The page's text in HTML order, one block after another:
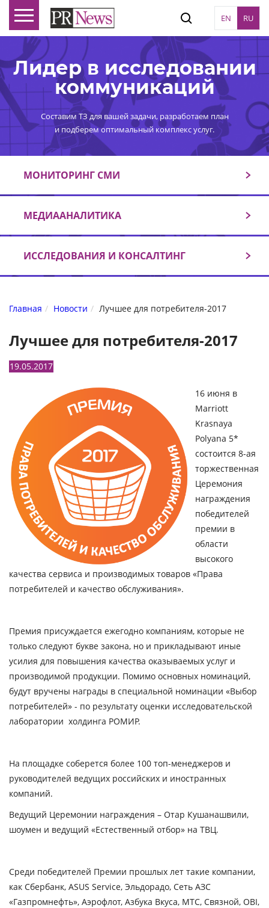
EN RU
Лидер в исследовании
коммуникаций
Составим ТЗ для вашей задачи, разработаем план
и подберем оптимальный комплекс услуг.
МОНИТОРИНГ СМИ
МЕДИААНАЛИТИКА
ИССЛЕДОВАНИЯ И КОНСАЛТИНГ
Главная Новости Лучшее для потребителя-2017
Лучшее для потребителя-2017
19.05.2017
16 июня в
Marriott
Krasnaya
Polyana 5*
состоится 8-ая
торжественная
Церемония
награждения
победителей
премии в
области
высокого
качества сервиса и производимых товаров «Права
потребителей и качество обслуживания».
Премия присуждается ежегодно компаниям, которые не
только следуют букве закона, но и прикладывают иные
усилия для повышения качества оказываемых услуг и
производимой продукции. Помимо основных номинаций,
будут вручены награды в специальной номинации «Выбор
потребителей» - по результату оценки исследовательской
лаборатории холдинга РОМИР.
На площадке соберется более 100 топ-менеджеров и
руководителей ведущих российских и иностранных
компаний.
Ведущий Церемонии награждения – Отар Кушанашвили,
шоумен и ведущий «Естественный отбор» на ТВЦ.
Среди победителей Премии прошлых лет такие компании,
как Сбербанк, ASUS Service, Эльдорадо, Сеть АЗС
«Газпромнефть», Аэрофлот, Азбука Вкуса, МТС, Связной, OBI,